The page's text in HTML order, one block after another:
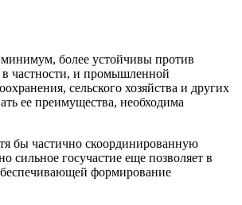
более устойчивы против
в частности, и промышленной
сельского хозяйства и других
ее преимущества, необходима
бы частично скоординированную
сильное госучастие еще позволяет в
формирование